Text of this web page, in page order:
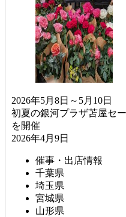
2026年5月8日～5月10日
初夏の銀河プラザ苫屋セ
を開催
2026年4月9日
催事・出店情報
千葉県
埼玉県
宮城県
山形県